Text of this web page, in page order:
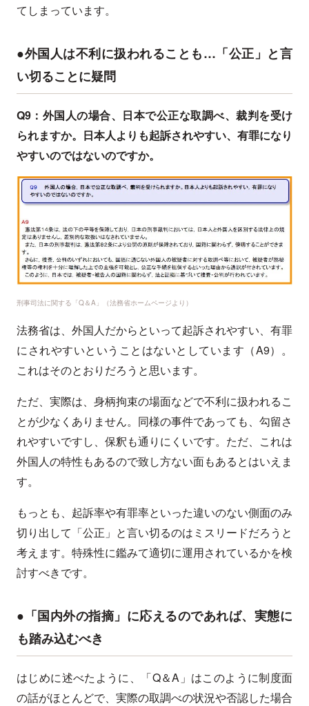
てしまっています。
●外国人は不利に扱われることも…「公正」と言
い切ることに疑問
Q9：外国人の場合、日本で公正な取調べ、裁判を受け
られますか。日本人よりも起訴されやすい、有罪になり
やすいのではないのですか。
刑事司法に関する「Q＆A」（法務省ホームページより）
法務省は、外国人だからといって起訴されやすい、有罪
にされやすいということはないとしています（A9）。
これはそのとおりだろうと思います。
ただ、実際は、身柄拘束の場面などで不利に扱われるこ
とが少なくありません。同様の事件であっても、勾留さ
れやすいですし、保釈も通りにくいです。ただ、これは
外国人の特性もあるので致し方ない面もあるとはいえま
す。
もっとも、起訴率や有罪率といった違いのない側面のみ
切り出して「公正」と言い切るのはミスリードだろうと
考えます。特殊性に鑑みて適切に運用されているかを検
討すべきです。
●「国内外の指摘」に応えるのであれば、実態に
も踏み込むべき
はじめに述べたように、「Q＆A」はこのように制度面
の話がほとんどで、実際の取調べの状況や否認した場合